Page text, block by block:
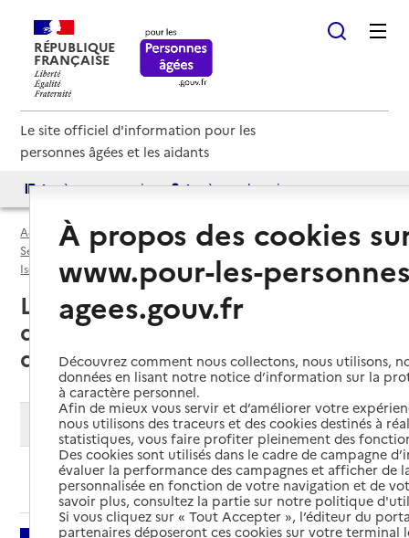
RÉPUBLIQUE
FRANÇAISE
Le site officiel d'information pour les
personnes âgées et les aidants
Accès aux annuaires Accès par besoin
Accueil
Espace annuaire
Services autonomie à domicile (aide et soins) par département
Isère (38)
Service autonomie à domicile (aide et soins)
Le Freney-d'Oisans (38142) : liste
des services autonomie à
domicile (aide et soins)
Modifier ma recherche
Ajouter cette recherche aux favoris
À propos des cookies
www.pour-les-
agees.gouv.fr
Découvrez comment nous collectons, nous utilisons,
données en lisant notre notice d’information sur la
à caractère personnel.
Afin de mieux vous servir et d’améliorer votre
nous utilisons des traceurs et des cookies destinés à
statistiques, vous faire profiter pleinement des
Des cookies sont utilisés dans le cadre de campagne
évaluer la performance des campagnes et afficher de
personnalisée en fonction de votre navigation et de
savoir plus, consultez la partie sur notre politique
Si vous cliquez sur « Tout Accepter », l’éditeur du
partenaires déposeront ces cookies sur votre terminal